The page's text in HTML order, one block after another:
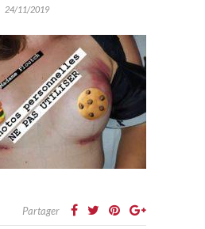
24/11/2019
Partager